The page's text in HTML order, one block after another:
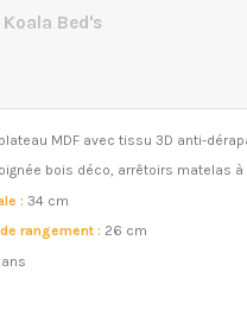
Bed's
plateau MDF avec tissu 3D anti-
bois déco, arrêtoirs matelas à
: 34 cm
rangement : 26 cm